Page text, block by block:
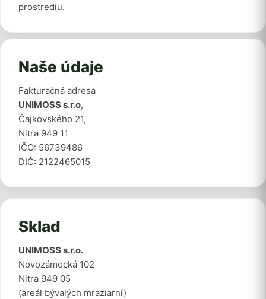
prostrediu.
Naše údaje
Fakturačná adresa
UNIMOSS s.r.o,
Čajkovského 21,
Nitra 949 11
IČO: 56739486
DIČ: 2122465015
Sklad
UNIMOSS s.r.o.
Novozámocká 102
Nitra 949 05
(areál bývalých mraziarní)